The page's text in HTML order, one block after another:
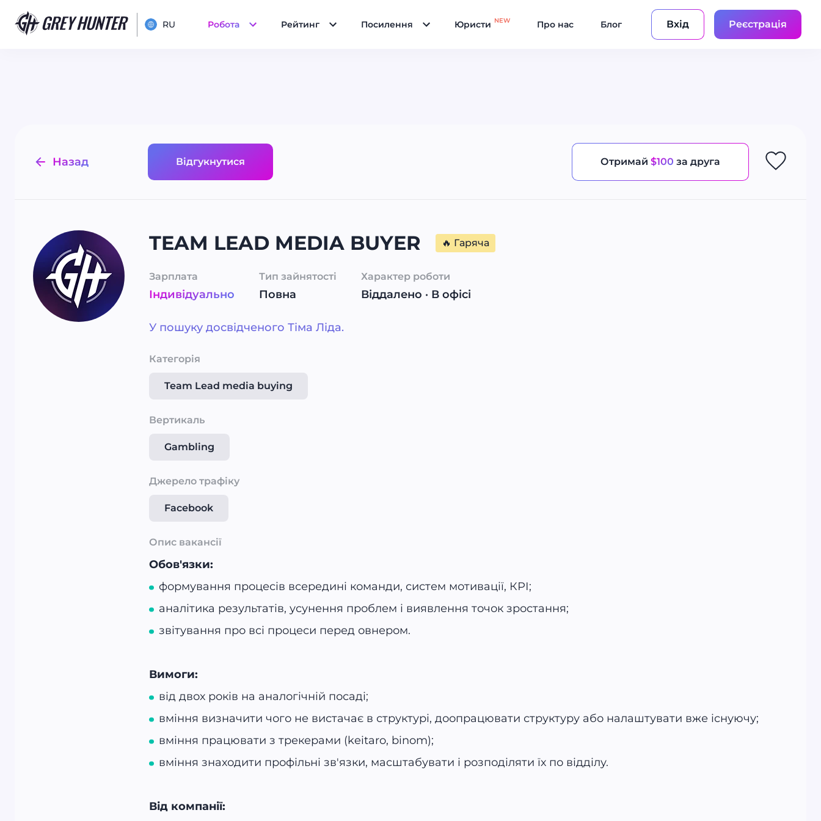
RU Робота Рейтинг Посилення Юристи NEW Про нас Блог Вхід Реєстрація
Назад Відгукнутися Отримай $100 за друга
TEAM LEAD MEDIA BUYER 🔥 Гаряча
Зарплата
Індивідуально
Тип зайнятості
Повна
Характер роботи
Віддалено · В офісі
У пошуку досвідченого Тіма Ліда.
Категорія
Team Lead media buying
Вертикаль
Gambling
Джерело трафіку
Facebook
Опис вакансії
Обов'язки:
формування процесів всередині команди, систем мотивації, КРІ;
аналітика результатів, усунення проблем і виявлення точок зростання;
звітування про всі процеси перед овнером.
Вимоги:
від двох років на аналогічній посаді;
вміння визначити чого не вистачає в структурі, доопрацювати структуру або налаштувати вже існуючу;
вміння працювати з трекерами (keitaro, binom);
вміння знаходити профільні зв'язки, масштабувати і розподіляти їх по відділу.
Від компанії: